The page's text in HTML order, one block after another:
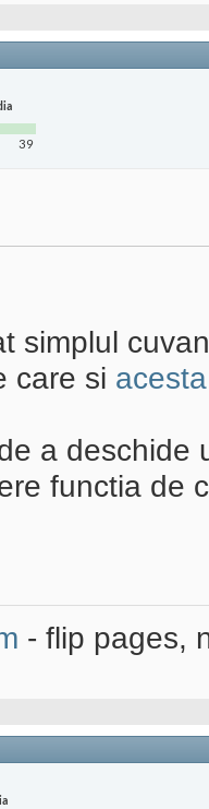
39
simplul
care si acesta
a deschide
functia de
- flip pages,